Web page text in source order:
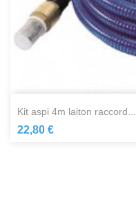
kit aspi 4m laiton raccord...
22,80 €